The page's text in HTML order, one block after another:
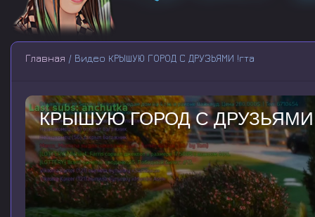
Главная / Видео КРЫШУЮ ГОРОД С ДРУЗЬЯМИ !гта
КРЫШУЮ ГОРОД С ДРУЗЬЯМИ